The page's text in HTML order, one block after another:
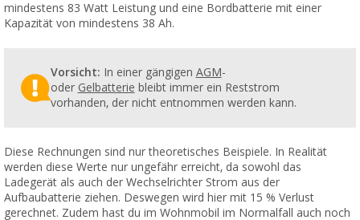
mindestens 83 Watt Leistung und eine Bordbatterie mit einer
Kapazität von mindestens 38 Ah.
Vorsicht: In einer gängigen AGM-
oder Gelbatterie bleibt immer ein Reststrom
vorhanden, der nicht entnommen werden kann.
Diese Rechnungen sind nur theoretisches Beispiele. In Realität
werden diese Werte nur ungefähr erreicht, da sowohl das
Ladegerät als auch der Wechselrichter Strom aus der
Aufbaubatterie ziehen. Deswegen wird hier mit 15 % Verlust
gerechnet. Zudem hast du im Wohnmobil im Normalfall auch noch